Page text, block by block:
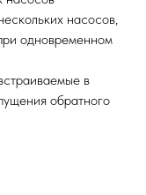
насосов,
одновременном
в
обратного